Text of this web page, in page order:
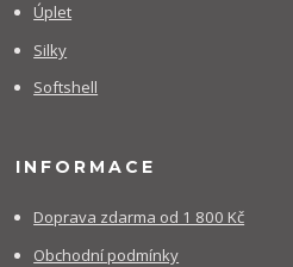
Úplet
Silky
Softshell
INFORMACE
Doprava zdarma od 1 800 Kč
Obchodní podmínky